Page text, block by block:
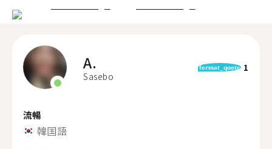
A.
Sasebo
format_quote 1
流暢
韓国語